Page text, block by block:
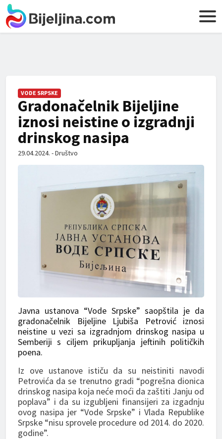
VODE SRPSKE
Gradonačelnik Bijeljine
iznosi neistine o izgradnji
drinskog nasipa
29.04.2024. - Društvo
Javna ustanova “Vode Srpske” saopštila je da
gradonačelnik Bijeljine Ljubiša Petrović iznosi
neistine u vezi sa izgradnjom drinskog nasipa u
Semberiji s ciljem prikupljanja jeftinih političkih
poena.
Iz ove ustanove ističu da su neistiniti navodi
Petrovića da se trenutno gradi “pogrešna dionica
drinskog nasipa koja neće moći da zaštiti Janju od
poplava” i da su izgubljeni finansijeri za izgadnju
ovog nasipa jer “Vode Srpske” i Vlada Republike
Srpske “nisu sprovele procedure od 2014. do 2020.
godine”.